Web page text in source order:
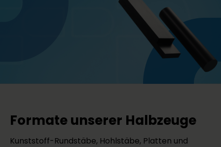
Formate unserer Halbzeuge
Kunststoff-Rundstäbe, Hohlstäbe, Platten und